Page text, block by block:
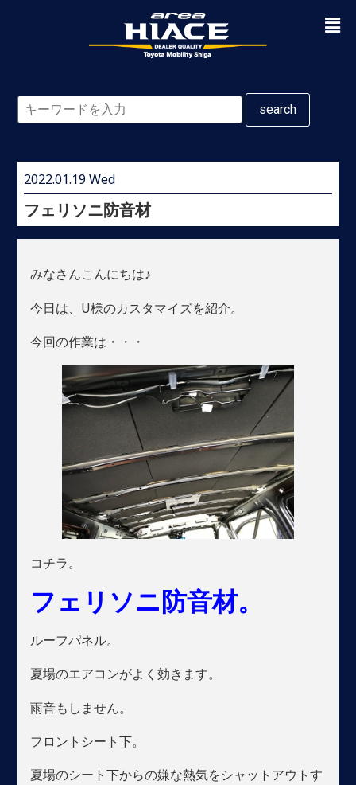
search
2022.01.19 Wed
フェリソニ防音材
みなさんこんにちは♪
今日は、U様のカスタマイズを紹介。
今回の作業は・・・
コチラ。
フェリソニ防音材。
ルーフパネル。
夏場のエアコンがよく効きます。
雨音もしません。
フロントシート下。
夏場のシート下からの嫌な熱気をシャットアウトす